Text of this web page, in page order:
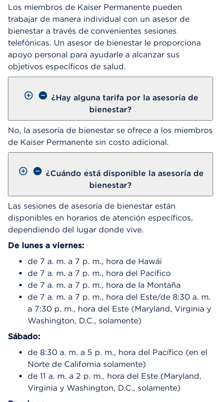
Los miembros de Kaiser Permanente pueden
trabajar de manera individual con un asesor de
bienestar a través de convenientes sesiones
telefónicas. Un asesor de bienestar le proporciona
apoyo personal para ayudarle a alcanzar sus
objetivos específicos de salud.
¿Hay alguna tarifa por la asesoría de
bienestar?
No, la asesoría de bienestar se ofrece a los miembros
de Kaiser Permanente sin costo adicional.
¿Cuándo está disponible la asesoría de
bienestar?
Las sesiones de asesoría de bienestar están
disponibles en horarios de atención específicos,
dependiendo del lugar donde vive.
De lunes a viernes:
de 7 a. m. a 7 p. m., hora de Hawái
de 7 a. m. a 7 p. m., hora del Pacífico
de 7 a. m. a 7 p. m., hora de la Montaña
de 7 a. m. a 7 p. m., hora del Este/de 8:30 a. m.
a 7:30 p. m., hora del Este (Maryland, Virginia y
Washington, D.C., solamente)
Sábado:
de 8:30 a. m. a 5 p. m., hora del Pacífico (en el
Norte de California solamente)
de 11 a. m. a 2 p. m., hora del Este (Maryland,
Virginia y Washington, D.C., solamente)